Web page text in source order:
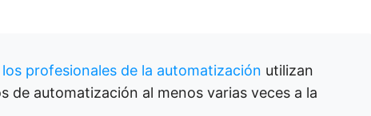
los profesionales de la automatización utilizan
de automatización al menos varias veces a la